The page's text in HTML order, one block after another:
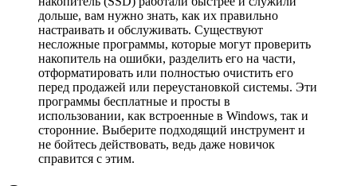
дольше, вам нужно знать, как их правильно
настраивать и обслуживать. Существуют
несложные программы, которые могут проверить
накопитель на ошибки, разделить его на части,
отформатировать или полностью очистить его
перед продажей или переустановкой системы. Эти
программы бесплатные и просты в
использовании, как встроенные в Windows, так и
сторонние. Выберите подходящий инструмент и
не бойтесь действовать, ведь даже новичок
справится с этим.